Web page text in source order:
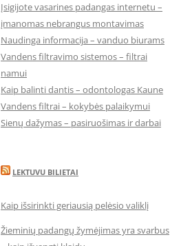
Įsigijote vasarines padangas internetu –
įmanomas nebrangus montavimas
Naudinga informacija – vanduo biurams
Vandens filtravimo sistemos – filtrai
namui
Kaip balinti dantis – odontologas Kaune
Vandens filtrai – kokybės palaikymui
Sienų dažymas – pasiruošimas ir darbai
LEKTUVU BILIETAI
Kaip išsirinkti geriausią pelėsio valiklį
Žieminių padangų žymėjimas yra svarbus